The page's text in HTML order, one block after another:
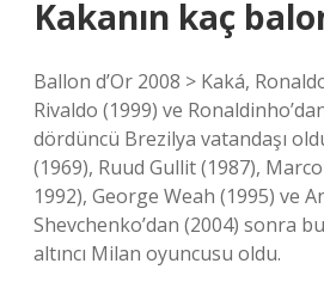
Kakanın kaç
Ballon d’Or 2008 > Kaká,
Rivaldo (1999) ve
dördüncü Brezilya vatandaşı
(1969), Ruud Gullit (1987),
1992), George Weah (1995) ve
Shevchenko’dan (2004) sonra
altıncı Milan oyuncusu oldu.